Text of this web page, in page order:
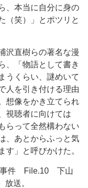
、本当に自分に身の
（笑）」とポツリと
沢直樹らの著名な漫
、「物語として書き
うくらい、謎めいて
人を引き付ける理由
想像をかき立てられ
視聴者に向けては
らって全然構わない
、あとからふっと気
す」と呼びかけた。
事件 File.10 下山
送。